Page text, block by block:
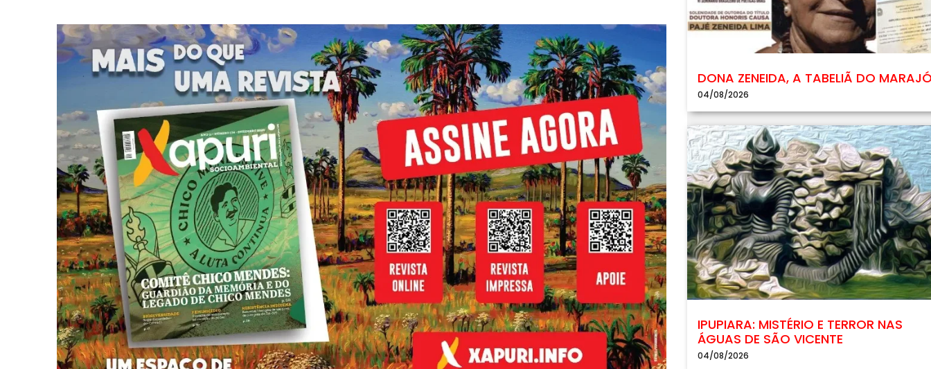
DONA ZENEIDA, A TABELIÃ DO
04/08/2026
IPUPIARA: MISTÉRIO E TERROR NAS
ÁGUAS DE SÃO VICENTE
04/08/2026